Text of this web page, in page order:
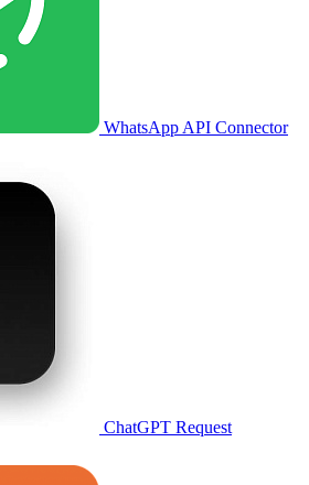
WhatsApp API Connector
ChatGPT Request